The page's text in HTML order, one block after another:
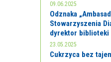
09.06.2025
Odznaka
Stowarzyszenia
dyrektor biblioteki
23.05.2025
Cukrzyca bez